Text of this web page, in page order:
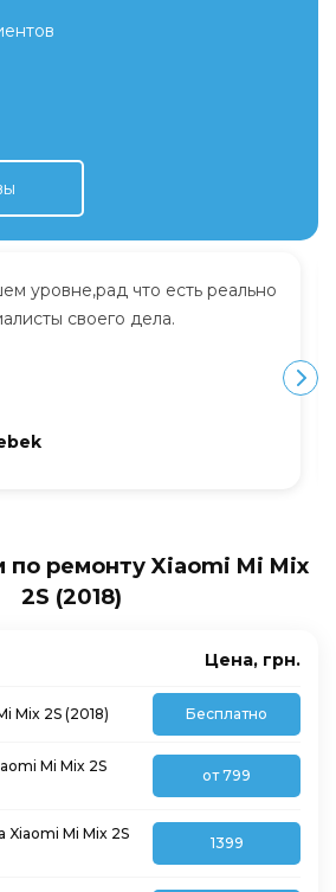
уровне,рад что есть реально
своего дела.
по ремонту Xiaomi Mi Mix
2S (2018)
Цена, грн.
Mix 2S (2018) Бесплатно
Mi Mix 2S
от 799
Xiaomi Mi Mix 2S
1399